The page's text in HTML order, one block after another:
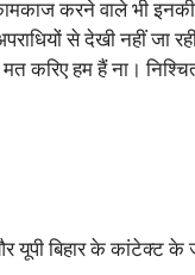
करने वाले भी
से देखी नहीं जा
हम हैं ना।
यूपी बिहार के कांटेक्ट के